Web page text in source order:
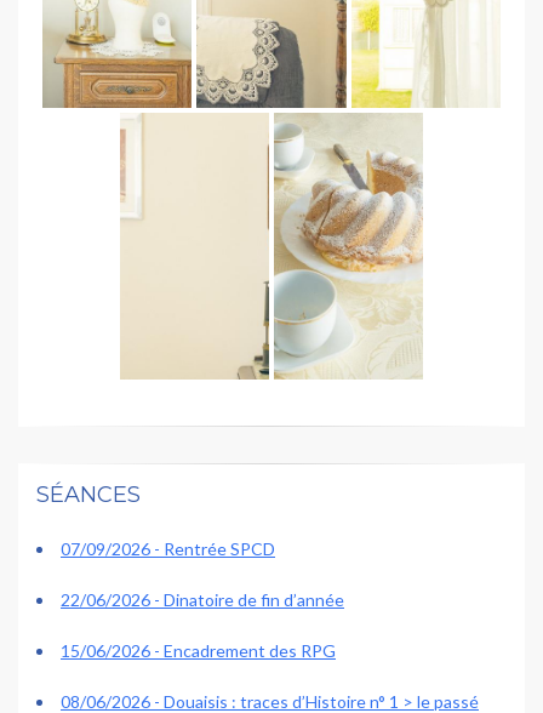
SÉANCES
07/09/2026 - Rentrée SPCD
22/06/2026 - Dinatoire de fin d’année
15/06/2026 - Encadrement des RPG
08/06/2026 - Douaisis : traces d’Histoire n° 1 > le passé